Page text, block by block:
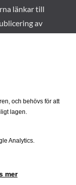
länkar till
av
Järnvägsförening
och behövs för att
lagen.
Analytics.
mer